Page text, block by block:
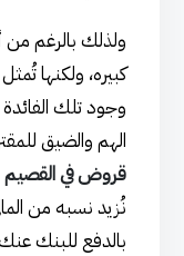
ولذلك بالرغم
كبيره، ولكنها
وجود تلك
الهم والضيق
قروض في القصيم
نُزيد نسبه من
بالدفع للبنك